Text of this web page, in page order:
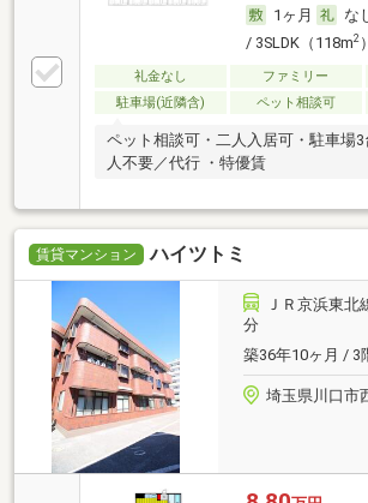
1ヶ月
な
/ 3SLDK（118m2）
礼金なし ファミリー
駐車場(近隣含)
ペット相談可
ペット相談可・二人入居可・駐車場
人不要／代行 ・特優賃
賃貸マンション ハイツトミ
ＪＲ京浜東北
分
築36年10ヶ月 / 3
埼玉県川口市